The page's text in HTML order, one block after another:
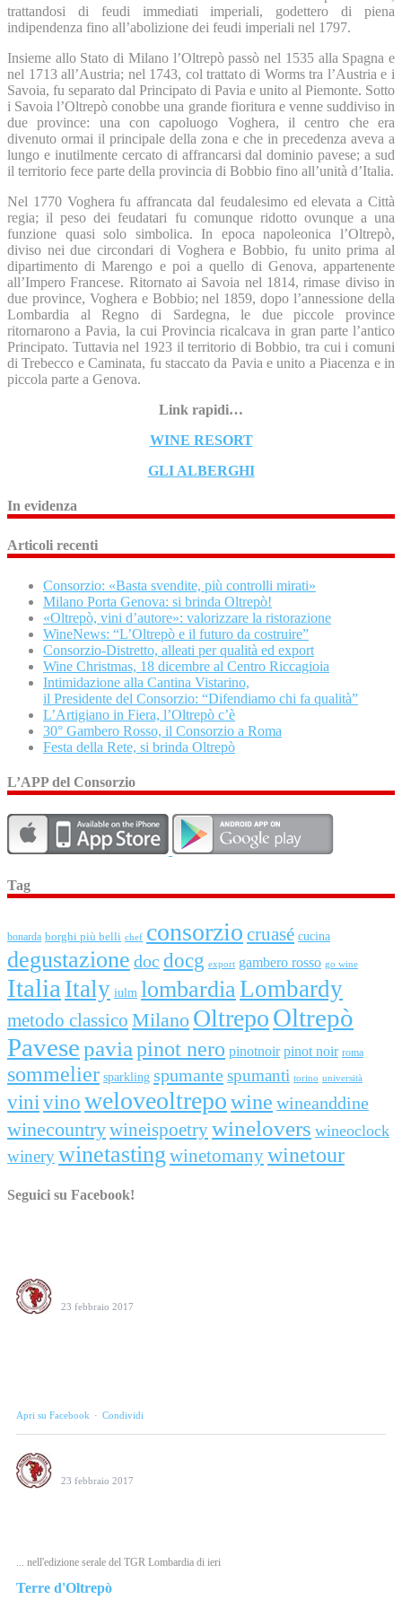
trattandosi di feudi immediati imperiali, godettero di piena
indipendenza fino all’abolizione dei feudi imperiali nel 1797.
Insieme allo Stato di Milano l’Oltrepò passò nel 1535 alla Spagna e
nel 1713 all’Austria; nel 1743, col trattato di Worms tra l’Austria e i
Savoia, fu separato dal Principato di Pavia e unito al Piemonte. Sotto
i Savoia l’Oltrepò conobbe una grande fioritura e venne suddiviso in
due province: una con capoluogo Voghera, il centro che era
divenuto ormai il principale della zona e che in precedenza aveva a
lungo e inutilmente cercato di affrancarsi dal dominio pavese; a sud
il territorio fece parte della provincia di Bobbio fino all’unità d’Italia.
Nel 1770 Voghera fu affrancata dal feudalesimo ed elevata a Città
regia; il peso dei feudatari fu comunque ridotto ovunque a una
funzione quasi solo simbolica. In epoca napoleonica l’Oltrepò,
diviso nei due circondari di Voghera e Bobbio, fu unito prima al
dipartimento di Marengo e poi a quello di Genova, appartenente
all’Impero Francese. Ritornato ai Savoia nel 1814, rimase diviso in
due province, Voghera e Bobbio; nel 1859, dopo l’annessione della
Lombardia al Regno di Sardegna, le due piccole province
ritornarono a Pavia, la cui Provincia ricalcava in gran parte l’antico
Principato. Tuttavia nel 1923 il territorio di Bobbio, tra cui i comuni
di Trebecco e Caminata, fu staccato da Pavia e unito a Piacenza e in
piccola parte a Genova.
Link rapidi…
WINE RESORT
GLI ALBERGHI
In evidenza
Articoli recenti
Consorzio: «Basta svendite, più controlli mirati»
Milano Porta Genova: si brinda Oltrepò!
«Oltrepò, vini d’autore»: valorizzare la ristorazione
WineNews: “L’Oltrepò e il futuro da costruire”
Consorzio-Distretto, alleati per qualità ed export
Wine Christmas, 18 dicembre al Centro Riccagioia
Intimidazione alla Cantina Vistarino,
il Presidente del Consorzio: “Difendiamo chi fa qualità”
L’Artigiano in Fiera, l’Oltrepò c’è
30° Gambero Rosso, il Consorzio a Roma
Festa della Rete, si brinda Oltrepò
L’APP del Consorzio
Tag
bonarda borghi più belli chef consorzio cruasé cucina
degustazione doc docg export gambero rosso go wine
Italia Italy iulm lombardia Lombardy
metodo classico Milano OltrepoOltrepò
Pavesepaviapinot nero pinotnoir pinot noir roma
sommelier sparkling spumantespumanti torino università
vinivinoweloveoltrepowine wineanddine
winecountrywineispoetrywinelovers wineoclock
winerywinetasting winetomanywinetour
Seguici su Facebook!
23 febbraio 2017
Apri su Facebook · Condividi
23 febbraio 2017
... nell'edizione serale del TGR Lombardia di ieri
Terre d'Oltrepò